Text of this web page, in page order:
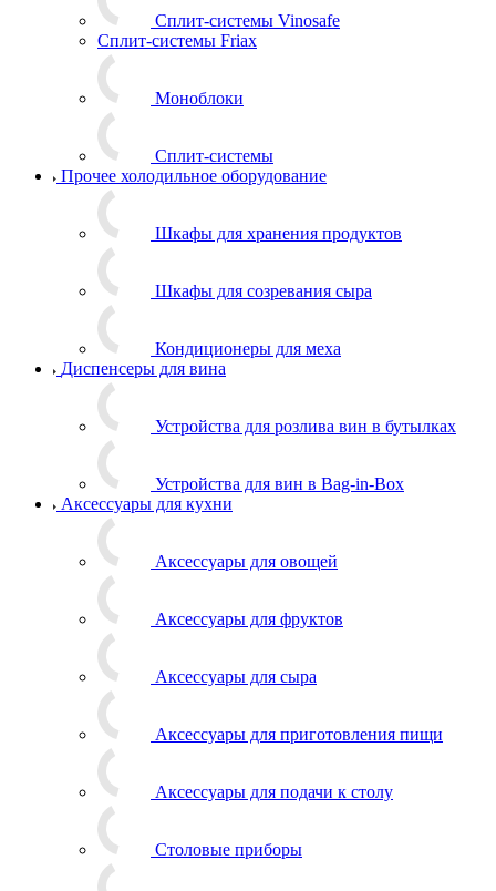
Сплит-системы Vinosafe
Сплит-системы Friax
Моноблоки
Сплит-системы
Прочее холодильное оборудование
Шкафы для хранения продуктов
Шкафы для созревания сыра
Кондиционеры для меха
Диспенсеры для вина
Устройства для розлива вин в бутылках
Устройства для вин в Bag-in-Box
Аксессуары для кухни
Аксессуары для овощей
Аксессуары для фруктов
Аксессуары для сыра
Аксессуары для приготовления пищи
Аксессуары для подачи к столу
Столовые приборы